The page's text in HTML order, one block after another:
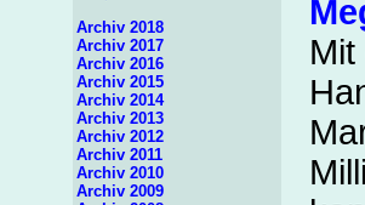
Archiv 2018
Archiv 2017
Archiv 2016
Archiv 2015
Archiv 2014
Archiv 2013
Archiv 2012
Archiv 2011
Archiv 2010
Archiv 2009